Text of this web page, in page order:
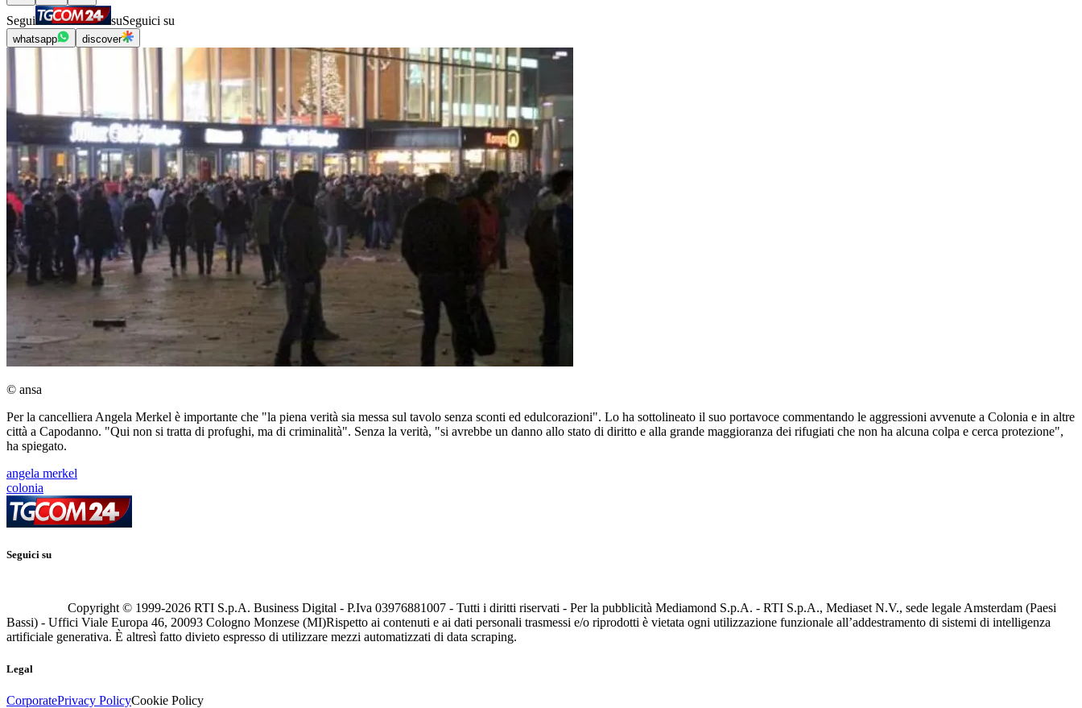
Segui suSeguici su
whatsapp discover
© ansa
Per la cancelliera Angela Merkel è importante che "la piena verità sia messa sul tavolo senza sconti ed edulcorazioni". Lo ha sottolineato il suo portavoce commentando le aggressioni avvenute a Colonia e in altre
città a Capodanno. "Qui non si tratta di profughi, ma di criminalità". Senza la verità, "si avrebbe un danno allo stato di diritto e alla grande maggioranza dei rifugiati che non ha alcuna colpa e cerca protezione",
ha spiegato.
angela merkel
colonia
Seguici su
Copyright © 1999-2026 RTI S.p.A. Business Digital - P.Iva 03976881007 - Tutti i diritti riservati - Per la pubblicità Mediamond S.p.A. - RTI S.p.A., Mediaset N.V., sede legale Amsterdam (Paesi
Bassi) - Uffici Viale Europa 46, 20093 Cologno Monzese (MI)Rispetto ai contenuti e ai dati personali trasmessi e/o riprodotti è vietata ogni utilizzazione funzionale all’addestramento di sistemi di intelligenza
artificiale generativa. È altresì fatto divieto espresso di utilizzare mezzi automatizzati di data scraping.
Legal
CorporatePrivacy PolicyCookie Policy